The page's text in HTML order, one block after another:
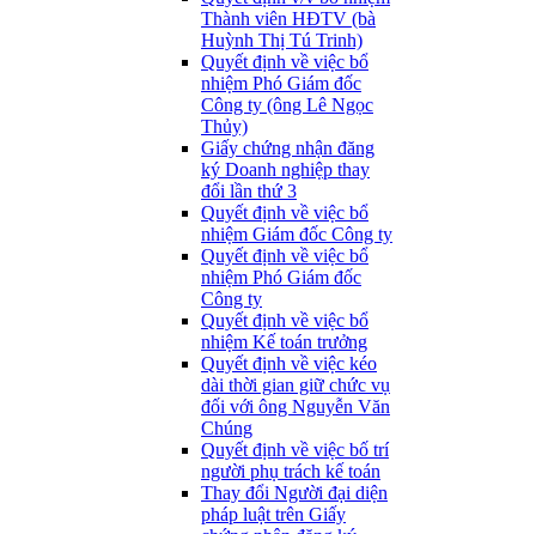
Thành viên HĐTV (bà
Huỳnh Thị Tú Trinh)
Quyết định về việc bổ
nhiệm Phó Giám đốc
Công ty (ông Lê Ngọc
Thủy)
Giấy chứng nhận đăng
ký Doanh nghiệp thay
đổi lần thứ 3
Quyết định về việc bổ
nhiệm Giám đốc Công ty
Quyết định về việc bổ
nhiệm Phó Giám đốc
Công ty
Quyết định về việc bổ
nhiệm Kế toán trưởng
Quyết định về việc kéo
dài thời gian giữ chức vụ
đối với ông Nguyễn Văn
Chúng
Quyết định về việc bố trí
người phụ trách kế toán
Thay đổi Người đại diện
pháp luật trên Giấy